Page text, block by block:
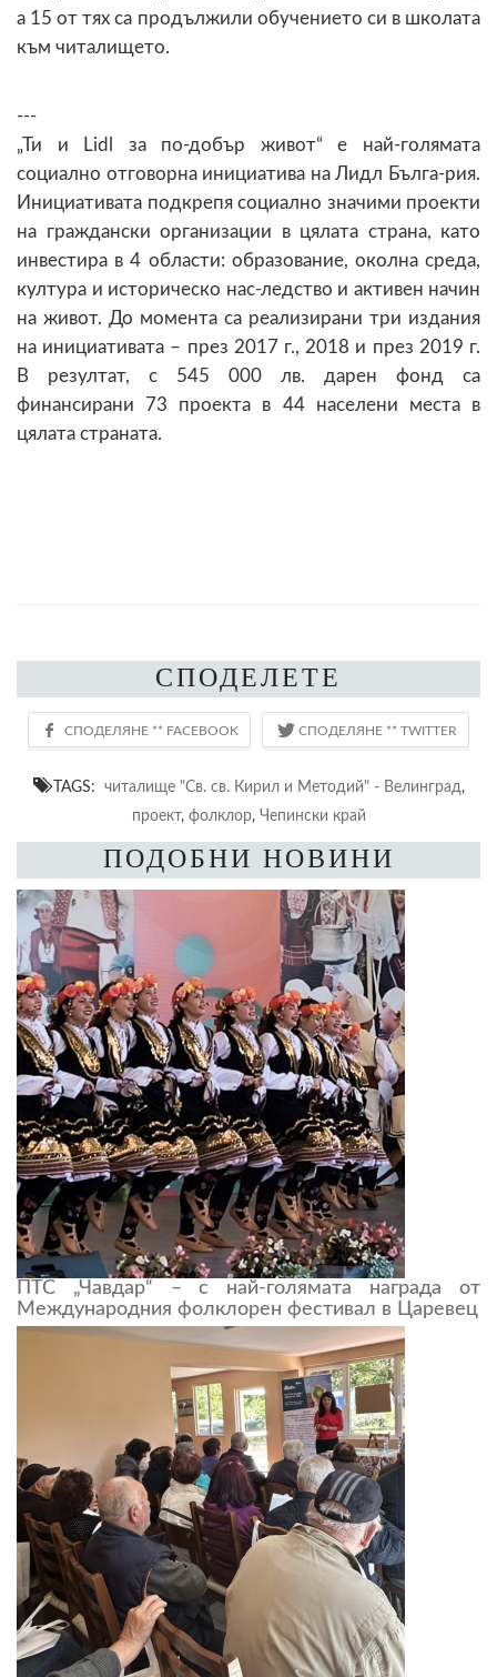
а 15 от тях са продължили обучението си в школата
към читалището.
---
„Ти и Lidl за по-добър живот“ е най-голямата
социално отговорна инициатива на Лидл Бълга-рия.
Инициативата подкрепя социално значими проекти
на граждански организации в цялата страна, като
инвестира в 4 области: образование, околна среда,
култура и историческо нас-ледство и активен начин
на живот. До момента са реализирани три издания
на инициативата – през 2017 г., 2018 и през 2019 г.
В резултат, с 545 000 лв. дарен фонд са
финансирани 73 проекта в 44 населени места в
цялата страната.
СПОДЕЛЕТЕ
TAGS: читалище "Св. св. Кирил и Методий" - Велинград ,
проект, фолклор, Чепински край
ПОДОБНИ НОВИНИ
ПТС „Чавдар“ – с най-голямата награда от
Международния фолклорен фестивал в Царевец